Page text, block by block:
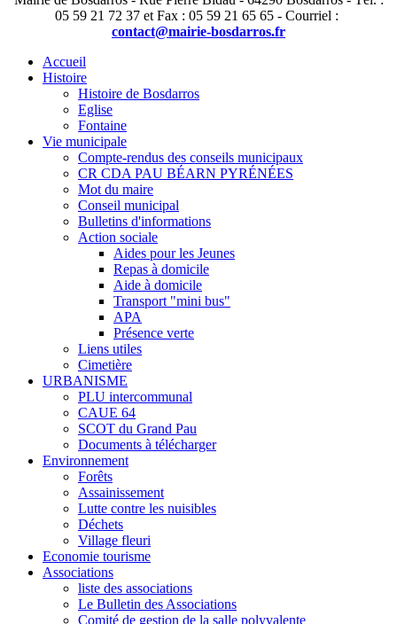
05 59 21 72 37 et Fax : 05 59 21 65 65 - Courriel :
contact@mairie-bosdarros.fr
Accueil
Histoire
Histoire de Bosdarros
Eglise
Fontaine
Vie municipale
Compte-rendus des conseils municipaux
CR CDA PAU BÉARN PYRÉNÉES
Mot du maire
Conseil municipal
Bulletins d'informations
Action sociale
Aides pour les Jeunes
Repas à domicile
Aide à domicile
Transport "mini bus"
APA
Présence verte
Liens utiles
Cimetière
URBANISME
PLU intercommunal
CAUE 64
SCOT du Grand Pau
Documents à télécharger
Environnement
Forêts
Assainissement
Lutte contre les nuisibles
Déchets
Village fleuri
Economie tourisme
Associations
liste des associations
Le Bulletin des Associations
Comité de gestion de la salle polyvalente